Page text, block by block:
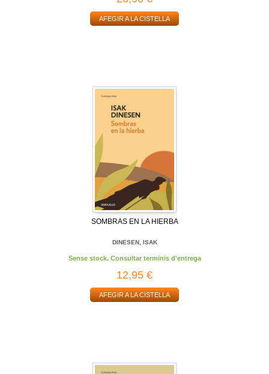
AFEGIR A LA CISTELLA
SOMBRAS EN LA HIERBA
DINESEN, ISAK
Sense stock. Consultar terminis d'entrega
12,95 €
AFEGIR A LA CISTELLA